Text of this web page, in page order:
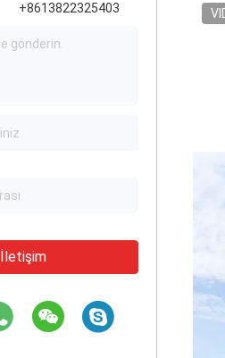
+8613822325403
İletişim